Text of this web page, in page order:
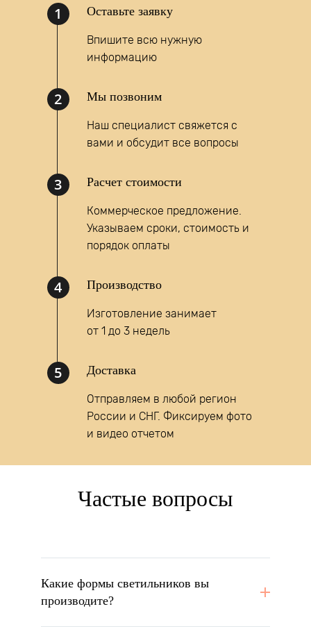
Написать запрос
MAX
1 Оставьте заявку
Впишите всю нужную
информацию
2 Мы позвоним
Наш специалист свяжется с
вами и обсудит все вопросы
3 Расчет стоимости
Коммерческое предложение.
Указываем сроки, стоимость и
порядок оплаты
4 Производство
Изготовление занимает
от 1 до 3 недель
5 Доставка
Отправляем в любой регион
России и СНГ. Фиксируем фото
и видео отчетом
Частые вопросы
Какие формы светильников вы
производите?